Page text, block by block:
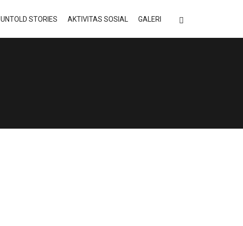
UNTOLD STORIES AKTIVITAS SOSIAL GALERI